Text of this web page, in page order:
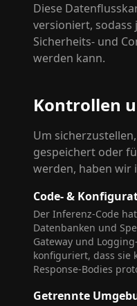
Diese
versioniert, sodass
Sicherheits- und
werden kann.
Kontrollen
Um
gespeichert oder
werden, haben wir
Code- &
Der Inferenz-Code
Datenbanken und
Gateway und
konfiguriert, dass sie
Response-Bodies
Getrennte